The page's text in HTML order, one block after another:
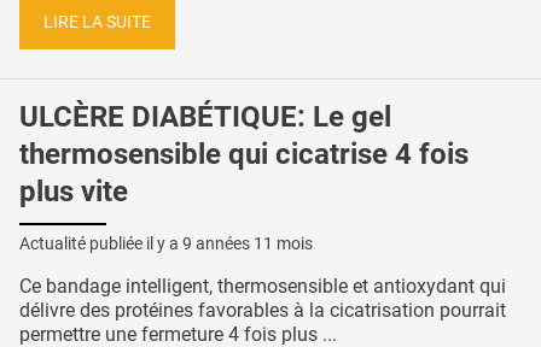
LIRE LA SUITE
ULCÈRE DIABÉTIQUE: Le gel
thermosensible qui cicatrise 4 fois
plus vite
Actualité publiée il y a 9 années 11 mois
Ce bandage intelligent, thermosensible et antioxydant qui
délivre des protéines favorables à la cicatrisation pourrait
permettre une fermeture 4 fois plus ...